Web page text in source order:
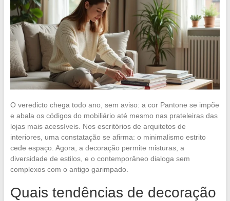
O veredicto chega todo ano, sem aviso: a cor Pantone se impõe
e abala os códigos do mobiliário até mesmo nas prateleiras das
lojas mais acessíveis. Nos escritórios de arquitetos de
interiores, uma constatação se afirma: o minimalismo estrito
cede espaço. Agora, a decoração permite misturas, a
diversidade de estilos, e o contemporâneo dialoga sem
complexos com o antigo garimpado.
Quais tendências de decoração